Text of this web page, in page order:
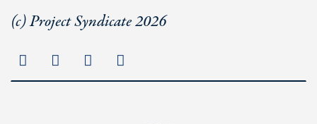
(с) Project Syndicate 2026